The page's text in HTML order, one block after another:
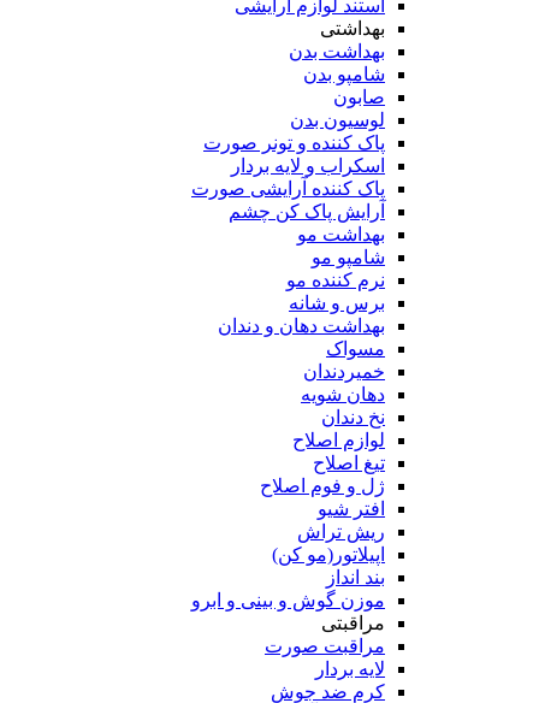
استند لوازم آرایشی
بهداشتی
بهداشت بدن
شامپو بدن
صابون
لوسیون بدن
پاک کننده و تونر صورت
اسکراب و لایه بردار
پاک کننده آرایشی صورت
آرایش پاک کن چشم
بهداشت مو
شامپو مو
نرم کننده مو
برس و شانه
بهداشت دهان و دندان
مسواک
خمیردندان
دهان شویه
نخ دندان
لوازم اصلاح
تیغ اصلاح
ژل و فوم اصلاح
افتر شیو
ریش تراش
اپیلاتور(مو کن)
بند انداز
موزن گوش و بینی و ابرو
مراقبتی
مراقبت صورت
لایه بردار
کرم ضد جوش